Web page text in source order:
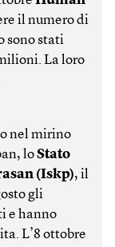
il numero di
sono stati
La loro
nel mirino
loStato
(Iskp), il
gli
e hanno
L’8 ottobre